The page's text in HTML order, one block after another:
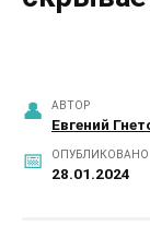
АВТОР
Евгений
ОПУБЛИКОВАНО
28.01.2024